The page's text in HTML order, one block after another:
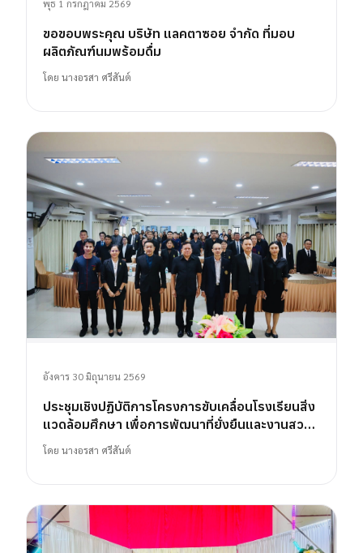
พุธ 1 กรกฎาคม 2569
ขอขอบพระคุณ บริษัท แลคตาซอย จำกัด ที่มอบ
ผลิตภัณฑ์นมพร้อมดื่ม
โดย นางอรสา ศรีสันต์
อังคาร 30 มิถุนายน 2569
ประชุมเชิงปฏิบัติการโครงการขับเคลื่อนโรงเรียนสิ่ง
แวดล้อมศึกษา เพื่อการพัฒนาที่ยั่งยืนและงานสวน
พฤกษศาสตร์โรงเรียน
โดย นางอรสา ศรีสันต์